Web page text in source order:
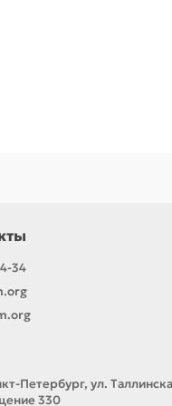
34
Петербург, ул.
330